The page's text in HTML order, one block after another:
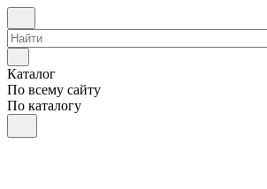
Каталог
По всему сайту
По каталогу